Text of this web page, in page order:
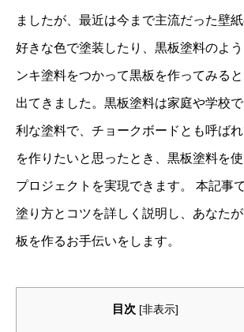
ましたが、最近は今まで主流だった壁
好きな色で塗装したり、黒板塗料のよ
ンキ塗料をつかって黒板を作ってみる
出てきました。黒板塗料は家庭や学校
利な塗料で、チョークボードとも呼ば
を作りたいと思ったとき、黒板塗料を
プロジェクトを実現できます。 本記事
塗り方とコツを詳しく説明し、あなた
板を作るお手伝いをします。
目次 [非表示]